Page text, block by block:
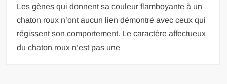
Les gènes qui donnent sa couleur flamboyante à un
chaton roux n’ont aucun lien démontré avec ceux qui
régissent son comportement. Le caractère affectueux
du chaton roux n’est pas une